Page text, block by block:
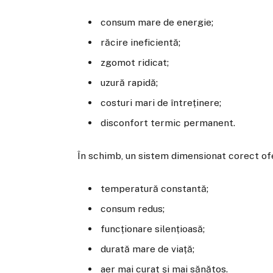
consum mare de energie;
răcire ineficientă;
zgomot ridicat;
uzură rapidă;
costuri mari de întreținere;
disconfort termic permanent.
În schimb, un sistem dimensionat corect
temperatură constantă;
consum redus;
funcționare silențioasă;
durată mare de viață;
aer mai curat și mai sănătos.